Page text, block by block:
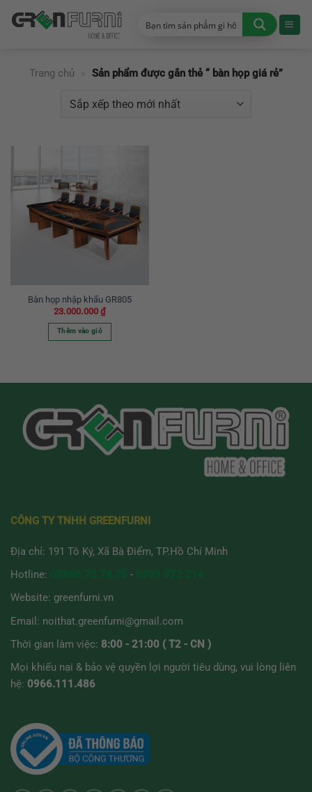
đến
Trang chủ
» Sản phẩm được gắn thẻ “ bàn họp giá rẻ”
Bàn họp nhập khẩu GR805
23.000.000 ₫
Thêm vào giỏ
CÔNG TY TNHH GREENFURNI
Địa chỉ: 191 Tô Ký, Xã Bà Điểm, TP.Hồ Chí Minh
Hotline:
-
Website: greenfurni.vn
Email: noithat.greenfurni@gmail.com
Thời gian làm việc: 8:00 - 21:00 ( T2 - CN )
Mọi khiếu nại & bảo vệ quyền lợi người tiêu dùng, vui lòng liên
hệ: 0966.111.486